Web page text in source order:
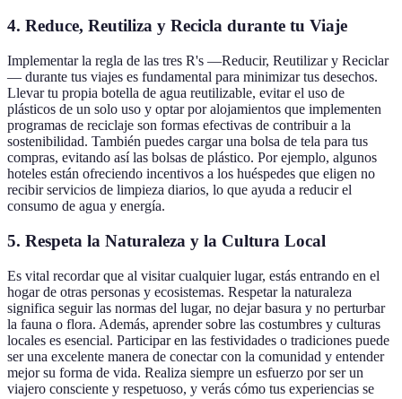
4. Reduce, Reutiliza y Recicla durante tu Viaje
Implementar la regla de las tres R's —Reducir, Reutilizar y Reciclar
— durante tus viajes es fundamental para minimizar tus desechos.
Llevar tu propia botella de agua reutilizable, evitar el uso de
plásticos de un solo uso y optar por alojamientos que implementen
programas de reciclaje son formas efectivas de contribuir a la
sostenibilidad. También puedes cargar una bolsa de tela para tus
compras, evitando así las bolsas de plástico. Por ejemplo, algunos
hoteles están ofreciendo incentivos a los huéspedes que eligen no
recibir servicios de limpieza diarios, lo que ayuda a reducir el
consumo de agua y energía.
5. Respeta la Naturaleza y la Cultura Local
Es vital recordar que al visitar cualquier lugar, estás entrando en el
hogar de otras personas y ecosistemas. Respetar la naturaleza
significa seguir las normas del lugar, no dejar basura y no perturbar
la fauna o flora. Además, aprender sobre las costumbres y culturas
locales es esencial. Participar en las festividades o tradiciones puede
ser una excelente manera de conectar con la comunidad y entender
mejor su forma de vida. Realiza siempre un esfuerzo por ser un
viajero consciente y respetuoso, y verás cómo tus experiencias se